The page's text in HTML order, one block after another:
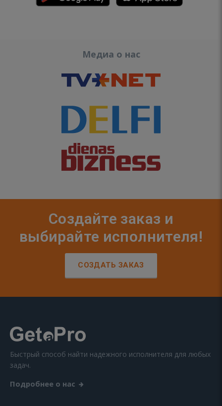
Медиа о нас
Создайте заказ и
выбирайте исполнителя!
СОЗДАТЬ ЗАКАЗ
Быстрый способ найти надежного исполнителя для любых
задач.
Подробнее о нас